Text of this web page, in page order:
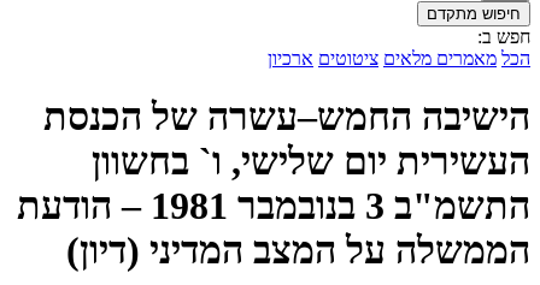
חיפוש מתקדם
חפש ב:
הכל מאמרים מלאים ציטוטים ארכיון
הישיבה החמש–עשרה של הכנסת
העשירית יום שלישי, ו` בחשוון
התשמ"ב 3 בנובמבר 1981 – הודעת
הממשלה על המצב המדיני (דיון)